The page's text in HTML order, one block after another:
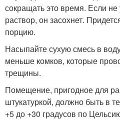
сокращать это время. Если не
раствор, он засохнет.
порцию.
Насыпайте сухую смесь в
меньше комков, которые
трещины.
Помещение, пригодное для
штукатуркой, должно быть в
+5 до +30 градусов по